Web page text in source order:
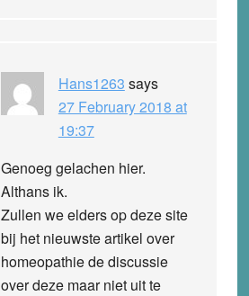
Hans1263 says
27 February 2018 at
19:37
Genoeg gelachen hier.
Althans ik.
Zullen we elders op deze site
bij het nieuwste artikel over
homeopathie de discussie
over deze maar niet uit te